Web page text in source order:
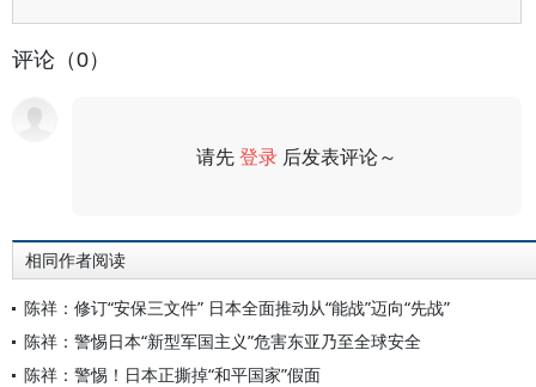
评论（0）
请先登录 后发表评论～
相同作者阅读
陈祥：修订“安保三文件” 日本全面推动从“能战”迈向“先战”
陈祥：警惕日本“新型军国主义”危害东亚乃至全球安全
陈祥：警惕！日本正撕掉“和平国家”假面